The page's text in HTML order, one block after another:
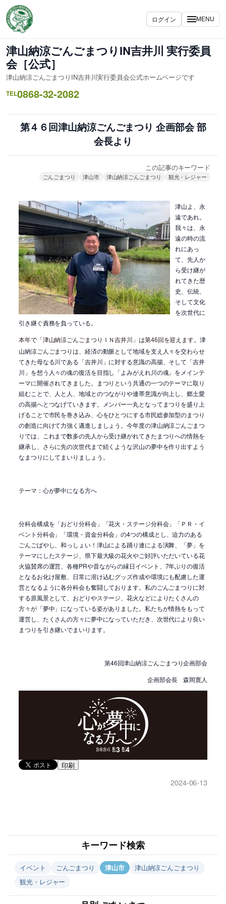
容
を
ス
キ
ッ
プ
ログイン MENU
津山納涼ごんごまつりIN吉井川 実行委員
会［公式］
津山納涼ごんごまつりIN吉井川実行委員会公式ホームページです
TEL0868-32-2082
第４６回津山納涼ごんごまつり 企画部会 部
会長より
この記事のキーワード
ごんごまつり 津山市 津山納涼ごんごまつり 観光・レジャー
津山よ、永
遠であれ。
我々は、永
遠の時の流
れにあっ
て、先人か
ら受け継が
れてきた歴
史、伝統、
そして文化
を次世代に
引き継ぐ責務を負っている。
本年で「津山納涼ごんごまつりＩＮ吉井川」は第46回を迎えます。 津
山納涼ごんごまつりは、経済の動脈として地域を支え人々を交わらせ
てきた母なる川である「吉井川」に対する意識の高揚、そして「吉井
川」を想う人々の魂の復活を目指し「よみがえれ川の魂」をメインテ
ーマに開催されてきました。まつりという共通の一つのテーマに取り
組むことで、人と人、地域とのつながりや連帯意識が向上し、郷土愛
の高揚へとつなげていきます。メンバー一丸となってまつりを盛り上
げることで市民を巻き込み、心をひとつにする市民総参加型のまつり
の創造に向けて力強く邁進しましょう。今年度の津山納涼ごんごまつ
りでは、これまで数多の先人から受け継がれてきたまつりへの情熱を
継承し、さらに先の次世代まで続くような沢山の夢中を作り出すよう
なまつりにしてまいりましょう。
テーマ：心が夢中になる方へ
分科会構成を「おどり分科会」「花火・ステージ分科会」「ＰＲ・イ
ベント分科会」「環境・資金分科会」の4つの構成とし、迫力のある
ごんごばやし、和っしょい！津山による踊り連による演舞、「夢」を
テーマにしたステージ、県下最大級の花火やご好評いただいている花
火協賛席の運営、各種PRや昔ながらの縁日イベント、 7年ぶりの復活
となるお化け屋敷、日常に溶け込むグッズ作成や環境にも配慮した運
営となるように各分科会も奮闘しております。私のごんごまつりに対
する原風景として、おどりやステージ、花火などによりたくさんの
方々が「夢中」になっている姿がありました。私たちが情熱をもって
運営し、たくさんの方々に夢中になっていただき、次世代により良い
まつりを引き継いでまいります。
第46回津山納涼ごんごまつり企画部会
企画部会長 森岡寛人
印刷
2024-06-13
キーワード検索
イベント ごんごまつり 津山市
津山納涼ごんごまつり
観光・レジャー